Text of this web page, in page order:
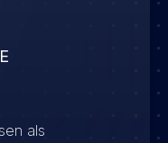
als